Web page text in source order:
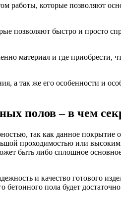
которые позволяют
позволяют быстро и просто
материал и где приобрести,
а так же его особенности и
полов – в чем
так как данное покрытие
проходимостью или
быть либо сплошное
и качество готового
пола будет